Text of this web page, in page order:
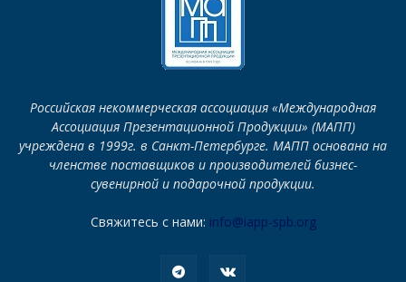
Российская некоммерческая ассоциация «Международная
Ассоциация Презентационной Продукции» (МАПП)
учреждена в 1999г. в Санкт-Петербурге. МАПП основана на
членстве поставщиков и производителей бизнес-
сувенирной и подарочной продукции.
Свяжитесь с нами: info@iapp-spb.org